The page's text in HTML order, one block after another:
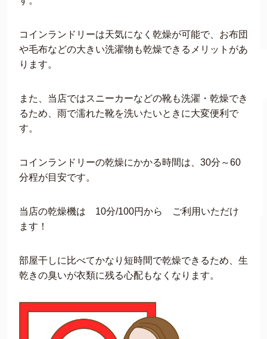
コインランドリーは天気になく乾燥が可能で、お布団
や毛布などの大きい洗濯物も乾燥できるメリットがあ
ります。
また、当店ではスニーカーなどの靴も洗濯・乾燥でき
るため、雨で濡れた靴を洗いたいときに大変便利で
す。
コインランドリーの乾燥にかかる時間は、30分～60
分程が目安です。
当店の乾燥機は 10分/100円から ご利用いただけ
ます！
部屋干しに比べてかなり短時間で乾燥できるため、生
乾きの臭いが衣類に残る心配もなくなります。